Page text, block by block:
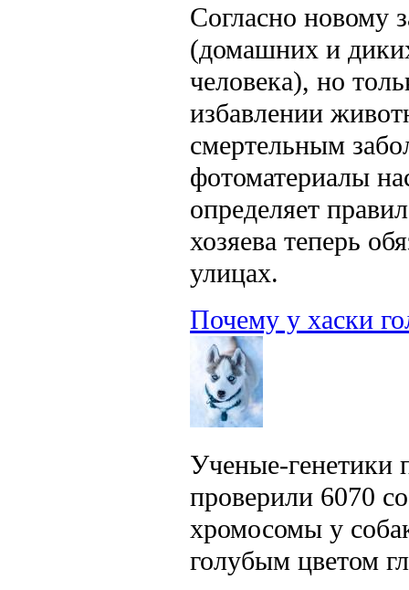
Согласно новому
(домашних и
человека), но
избавлении
смертельным
фотоматериалы
определяет
хозяева теперь
улицах.
Почему у хаски
Ученые-генетики
проверили 6070
хромосомы у
голубым цветом